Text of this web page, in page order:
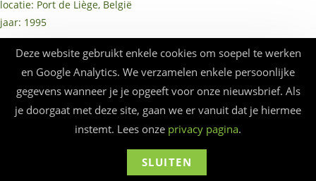
locatie: Port de Liège, België
jaar: 1995
© Beauforthuis 2026 - webbouwfrankma
Deze website gebruikt enkele cookies om soepel te werken
en Google Analytics. We verzamelen enkele persoonlijke
gegevens wanneer je je opgeeft voor onze nieuwsbrief. Als
je doorgaat met deze site, gaan we er vanuit dat je hiermee
instemt. Lees onze privacy pagina.
SLUITEN